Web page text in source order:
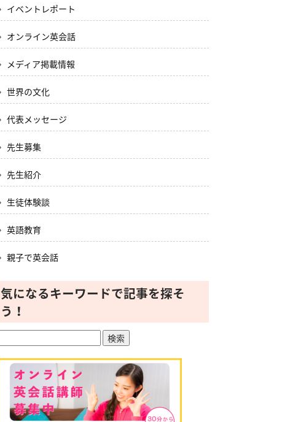
イベントレポート
オンライン英会話
メディア掲載情報
世界の文化
代表メッセージ
先生募集
先生紹介
生徒体験談
英語教育
親子で英会話
気になるキーワードで記事を探そ
う！